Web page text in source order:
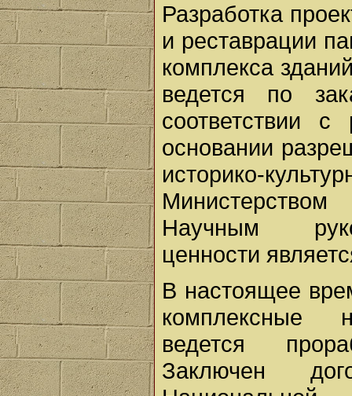
Разработка
и реставрации
комплекса
ведется по
соответствии
основании
историко-
Научным
ценности
В настоящее
комплексные
ведется
Заключен